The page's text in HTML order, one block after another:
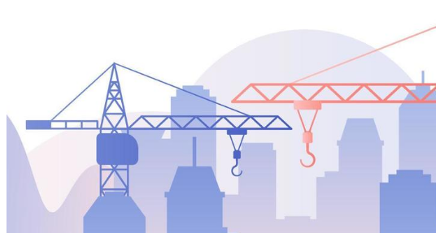
Vectores
Videos
Gráficos en Movimiento
Imágenes Editoriales
Eventos Editoriales